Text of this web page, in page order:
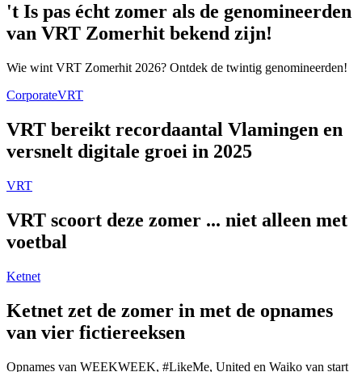
't Is pas écht zomer als de genomineerden
van VRT Zomerhit bekend zijn!
Wie wint VRT Zomerhit 2026? Ontdek de twintig genomineerden!
CorporateVRT
VRT bereikt recordaantal Vlamingen en
versnelt digitale groei in 2025
VRT
VRT scoort deze zomer ... niet alleen met
voetbal
Ketnet
Ketnet zet de zomer in met de opnames
van vier fictiereeksen
Opnames van WEEKWEEK, #LikeMe, United en Waiko van start